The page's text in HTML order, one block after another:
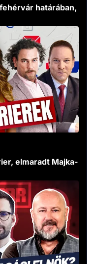
határában,
elmaradt Majka-